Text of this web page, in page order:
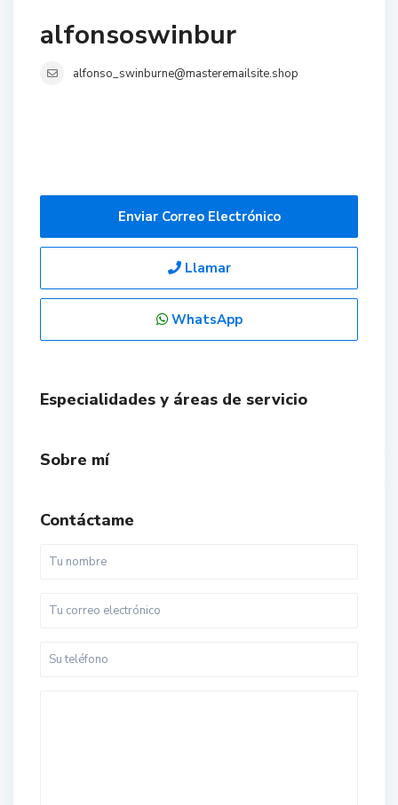
alfonsoswinbur
alfonso_swinburne@masteremailsite.shop
Enviar Correo Electrónico
Llamar
WhatsApp
Especialidades y áreas de servicio
Sobre mí
Contáctame